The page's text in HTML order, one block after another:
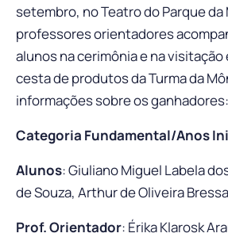
setembro, no Teatro do Parque da
professores orientadores
alunos na cerimônia e na
cesta de produtos da Turma da
informações sobre os ganhadores:
Categoria Fundamental/Anos
Alunos: Giuliano Miguel Labela
de Souza, Arthur de Oliveira
Prof. Orientador: Érika Klarosk